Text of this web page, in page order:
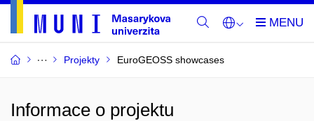
Projekty EuroGEOSS showcases
Informace o projektu